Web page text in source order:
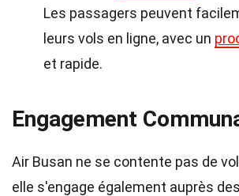
Les passagers peuvent
leurs vols en ligne, avec un
et rapide.
Engagement
Air Busan ne se contente pas de
elle s'engage également auprès